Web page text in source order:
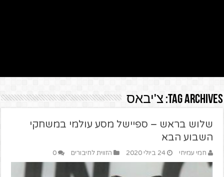
Tag Archives: צ'יבאס
שלוש בראש – ספיישל מסע עולמי במשחקי
השבוע הבא
חמי עמיחי 24 ביולי 2020 הזווית לחיבורים 0